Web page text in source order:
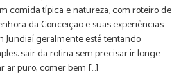
comida típica e natureza, com roteiro de
da Conceição e suas experiências.
Jundiaí geralmente está tentando
sair da rotina sem precisar ir longe.
ar puro, comer bem […]